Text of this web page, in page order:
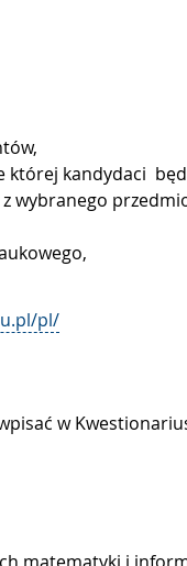
której kandydaci
wybranego
pl/
w